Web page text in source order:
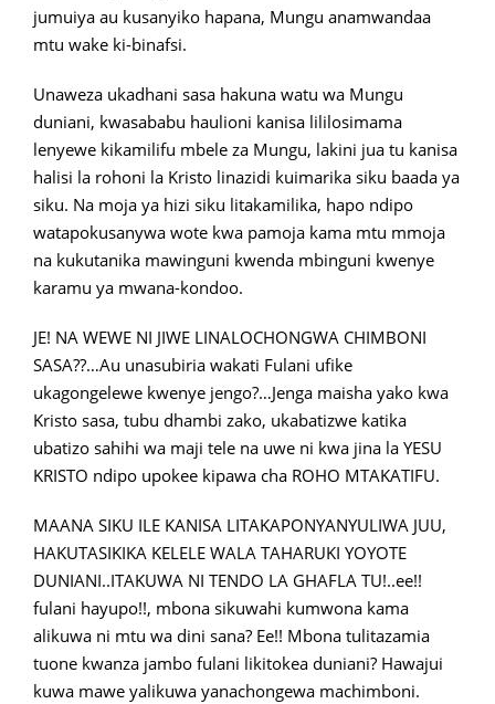
jumuiya au kusanyiko hapana, Mungu anamwandaa
mtu wake ki-binafsi.
Unaweza ukadhani sasa hakuna watu wa Mungu
duniani, kwasababu haulioni kanisa lililosimama
lenyewe kikamilifu mbele za Mungu, lakini jua tu kanisa
halisi la rohoni la Kristo linazidi kuimarika siku baada ya
siku. Na moja ya hizi siku litakamilika, hapo ndipo
watapokusanywa wote kwa pamoja kama mtu mmoja
na kukutanika mawinguni kwenda mbinguni kwenye
karamu ya mwana-kondoo.
JE! NA WEWE NI JIWE LINALOCHONGWA CHIMBONI
SASA??…Au unasubiria wakati Fulani ufike
ukagongelewe kwenye jengo?…Jenga maisha yako kwa
Kristo sasa, tubu dhambi zako, ukabatizwe katika
ubatizo sahihi wa maji tele na uwe ni kwa jina la YESU
KRISTO ndipo upokee kipawa cha ROHO MTAKATIFU.
MAANA SIKU ILE KANISA LITAKAPONYANYULIWA JUU,
HAKUTASIKIKA KELELE WALA TAHARUKI YOYOTE
DUNIANI..ITAKUWA NI TENDO LA GHAFLA TU!..ee!!
fulani hayupo!!, mbona sikuwahi kumwona kama
alikuwa ni mtu wa dini sana? Ee!! Mbona tulitazamia
tuone kwanza jambo fulani likitokea duniani? Hawajui
kuwa mawe yalikuwa yanachongewa machimboni.